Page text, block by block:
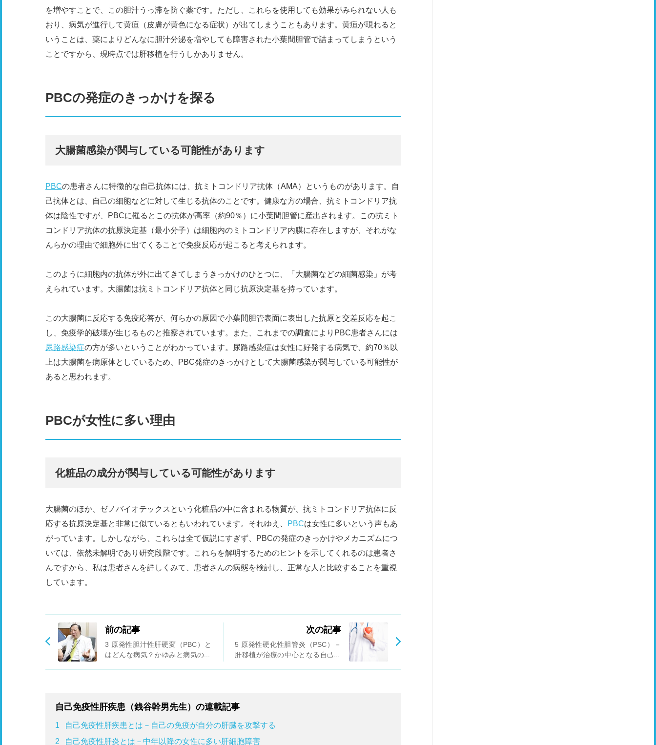
を増やすことで、この胆汁うっ滞を防ぐ薬です。ただし、これらを使用しても効果がみられない人も
おり、病気が進行して黄疸（皮膚が黄色になる症状）が出てしまうこともあります。黄疸が現れると
いうことは、薬によりどんなに胆汁分泌を増やしても障害された小葉間胆管で詰まってしまうという
ことですから、現時点では肝移植を行うしかありません。
PBCの発症のきっかけを探る
大腸菌感染が関与している可能性があります
PBCの患者さんに特徴的な自己抗体には、抗ミトコンドリア抗体（AMA）というものがあります。自
己抗体とは、自己の細胞などに対して生じる抗体のことです。健康な方の場合、抗ミトコンドリア抗
体は陰性ですが、PBCに罹るとこの抗体が高率（約90％）に小葉間胆管に産出されます。この抗ミト
コンドリア抗体の抗原決定基（最小分子）は細胞内のミトコンドリア内膜に存在しますが、それがな
んらかの理由で細胞外に出てくることで免疫反応が起こると考えられます。
このように細胞内の抗体が外に出てきてしまうきっかけのひとつに、「大腸菌などの細菌感染」が考
えられています。大腸菌は抗ミトコンドリア抗体と同じ抗原決定基を持っています。
この大腸菌に反応する免疫応答が、何らかの原因で小葉間胆管表面に表出した抗原と交差反応を起こ
し、免疫学的破壊が生じるものと推察されています。また、これまでの調査によりPBC患者さんには
尿路感染症の方が多いということがわかっています。尿路感染症は女性に好発する病気で、約70％以
上は大腸菌を病原体としているため、PBC発症のきっかけとして大腸菌感染が関与している可能性が
あると思われます。
PBCが女性に多い理由
化粧品の成分が関与している可能性があります
大腸菌のほか、ゼノバイオテックスという化粧品の中に含まれる物質が、抗ミトコンドリア抗体に反
応する抗原決定基と非常に似ているともいわれています。それゆえ、
PBCは女性に多いという声もあ
がっています。しかしながら、これらは全て仮説にすぎず、PBCの発症のきっかけやメカニズムにつ
いては、依然未解明であり研究段階です。これらを解明するためのヒントを示してくれるのは患者さ
んですから、私は患者さんを詳しくみて、患者さんの病態を検討し、正常な人と比較することを重視
しています。
前の記事
3 原発性胆汁性肝硬変（PBC）と
はどんな病気？かゆみと病気の進
次の記事
5 原発性硬化性胆管炎（PSC）－
肝移植が治療の中心となる自己免
自己免疫性肝疾患（銭谷幹男先生）の連載記事
1
自己免疫性肝疾患とは－自己の免疫が自分の肝臓を攻撃する
2
自己免疫性肝炎とは－中年以降の女性に多い肝細胞障害